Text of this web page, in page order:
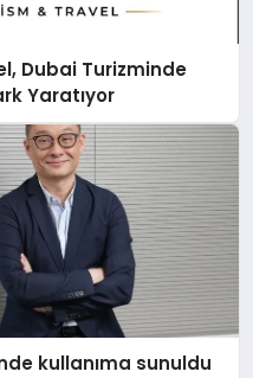
Dubai Turizminde
Yaratıyor
kullanıma sunuldu